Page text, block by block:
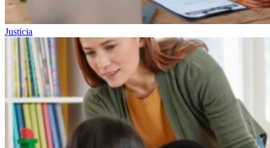
Justicia